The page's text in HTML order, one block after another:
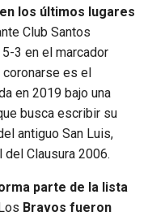
los últimos lugares
Club Santos
3 en el marcador
coronarse es el
en 2019 bajo una
busca escribir su
antiguo San Luis,
Clausura 2006.
parte de la lista
Bravos fueron